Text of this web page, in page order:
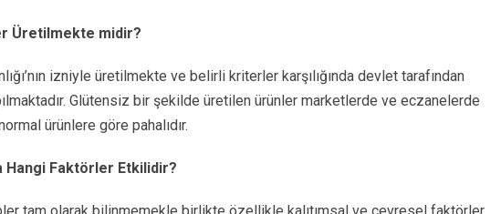
Üretilmekte midir?
izniyle üretilmekte ve belirli kriterler karşılığında devlet tarafından
Glütensiz bir şekilde üretilen ürünler marketlerde ve eczanelerde
ürünlere göre pahalıdır.
Hangi Faktörler Etkilidir?